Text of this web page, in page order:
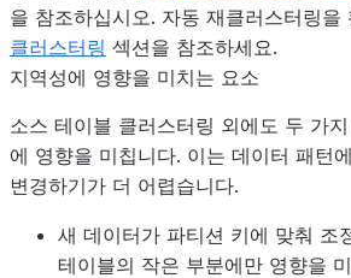
을 참조하십시오. 자동 재클러스터링을
클러스터링 섹션을 참조하세요.
지역성에 영향을 미치는 요소
소스 테이블 클러스터링 외에도 두 가
에 영향을 미칩니다. 이는 데이터 패턴
변경하기가 더 어렵습니다.
새 데이터가 파티션 키에 맞춰 조
테이블의 작은 부분에만 영향을